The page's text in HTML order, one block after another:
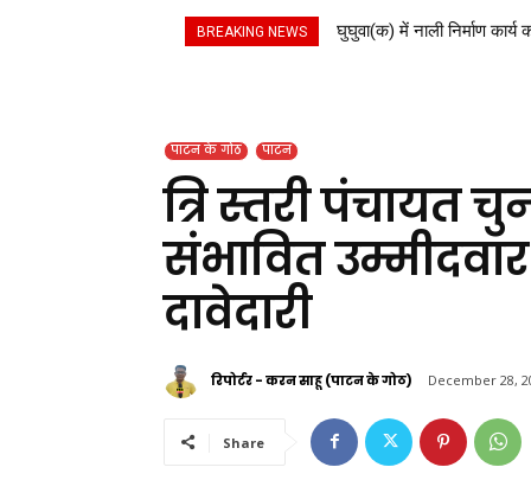
BREAKING NEWS घुघुवा(क) में नाली निर्माण कार्य
स्काउट गाइड के बच्चों ने रैली
पाटन के गोठ पाटन
त्रि स्तरी पंचायत
संभावित
दावेदारी
रिपोर्टर - करन साहू (पाटन के गोठ) December 28,
Share